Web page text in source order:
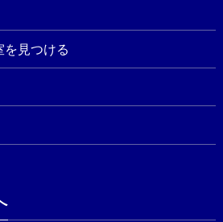
を見つける